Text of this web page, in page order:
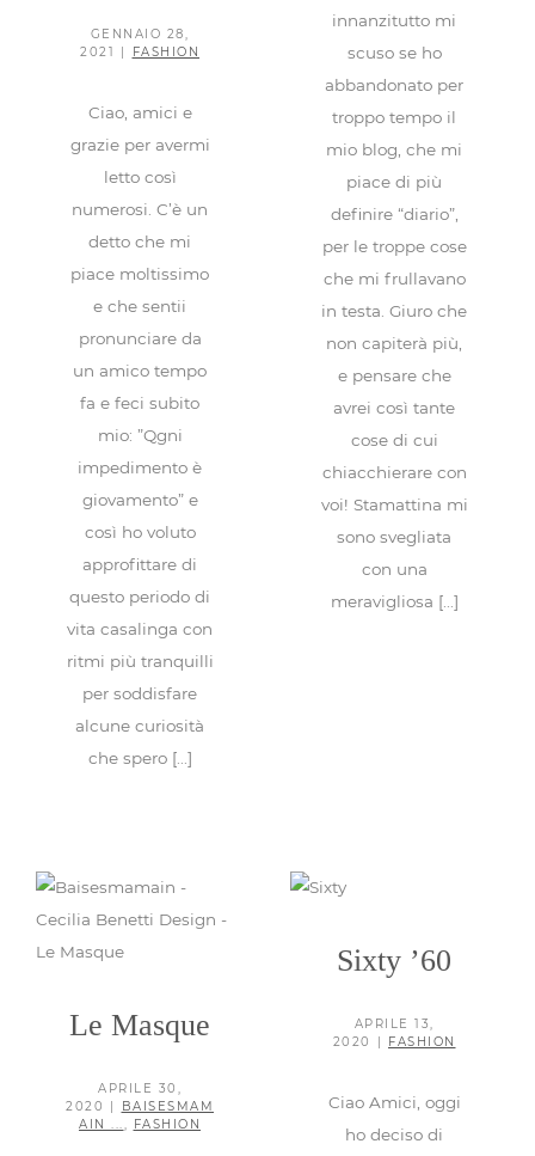
GENNAIO 28,
2021
FASHION
Ciao, amici e
grazie per avermi
letto così
numerosi. C’è un
detto che mi
piace moltissimo
e che sentii
pronunciare da
un amico tempo
fa e feci subito
mio: ”Qgni
impedimento è
giovamento” e
così ho voluto
approfittare di
questo periodo di
vita casalinga con
ritmi più tranquilli
per soddisfare
alcune curiosità
che spero [...]
innanzitutto mi
scuso se ho
abbandonato per
troppo tempo il
mio blog, che mi
piace di più
definire “diario”,
per le troppe cose
che mi frullavano
in testa. Giuro che
non capiterà più,
e pensare che
avrei così tante
cose di cui
chiacchierare con
voi! Stamattina mi
sono svegliata
con una
meravigliosa [...]
Le Masque
Baisesmamain ...
Le Masque
APRILE 30,
2020
BAISESMAM
AIN ..., FASHION
Sixty ’60
APRILE 13,
2020
FASHION
Ciao Amici, oggi
ho deciso di